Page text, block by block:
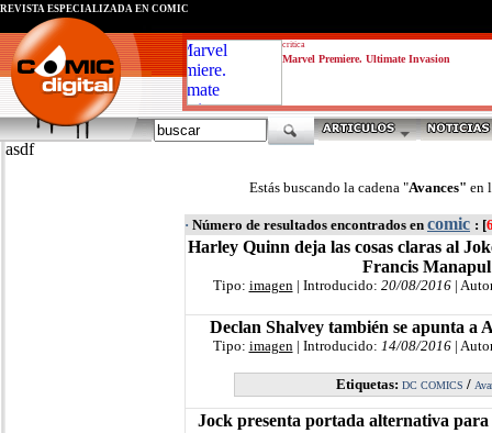
critica
Marvel Premiere. Ultimate Invasion
REVISTA ESPECIALIZADA EN CÓMIC
asdf
Estás buscando la cadena "Avances" en
· Número de resultados encontrados en comic : [
Harley Quinn deja las cosas claras al
Francis Manapul
Tipo: imagen| Introducido: 20/08/2016|
Declan Shalvey también se apunta a
Tipo: imagen| Introducido: 14/08/2016|
Etiquetas: DC COMICS /
Jock presenta portada alternativa